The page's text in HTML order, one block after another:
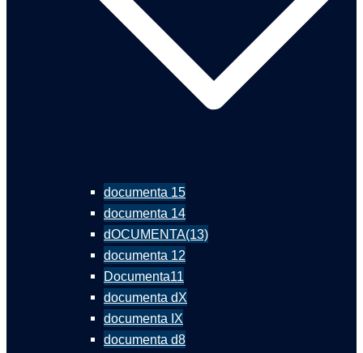
documenta 15
documenta 14
dOCUMENTA(13)
documenta 12
Documenta11
documenta dX
documenta IX
documenta d8